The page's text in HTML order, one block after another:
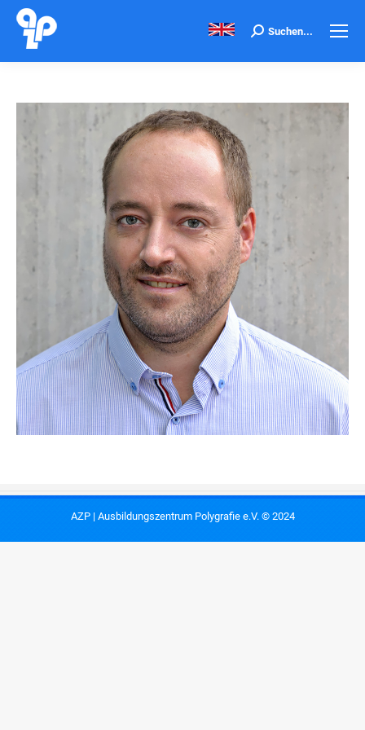
Search:
Suchen...
AZP | Ausbildungszentrum Polygrafie e.V. © 2024